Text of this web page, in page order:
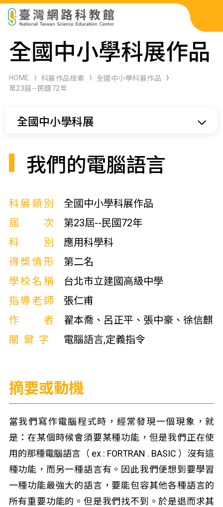
科展作品檢索
科學研習月刊
全國中小學科展作品
HOME 科展作品檢索
全國中小學科展作品
第23屆--民國72年
全國中小學科展
我們的電腦語言
科展類別
全國中小學科展作品
屆次
第23屆--民國72年
科別
應用科學科
得獎情形
第二名
學校名稱
台北市立建國高級中學
指導老師
張仁甫
作者
翟本喬、呂正平、張中豪、徐信麒
關鍵字
電腦語言,定義指令
摘要或動機
當我們寫作電腦程式時，經常發現一個現象，就
是：在某個時候會須要某種功能，但是我們正在使
用的那種電腦語言（ ex : FORTRAN . BASIC ）沒有這
種功能，而另一種語言有。因此我們便想到要學習
一種功能最強大的語言，要能包容其他各種語言的
所有重要功能的。但是我們找不到。於是退而求其